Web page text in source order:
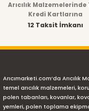
Arıcılık Malzemelerinde
Kredi Kartlarına
12 Taksit İmkanı
Arıcımarketi.com’da Arıcılık
temel arıcılık malzemeleri,
polen tabanları, kovanlar,
yemleri, polen toplama